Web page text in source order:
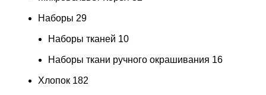
Наборы 29
Наборы тканей 10
Наборы ткани ручного окрашивания 16
Хлопок 182